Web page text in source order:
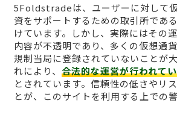
5Foldstradeは、ユーザーに対して
資をサポートするための取引所であ
けています。しかし、実際にはその
内容が不透明であり、多くの仮想通
規制当局に登録されていないことが
れにより、 合法的な運営が行われて
とされています。信頼性の低さやリ
とが、このサイトを利用する上での